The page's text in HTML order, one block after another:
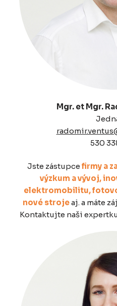
Mgr. et Mgr.
530
Jste zástupce firmy a
výzkum a vývoj,
elektromobilitu,
nové strojeaj. a máte
Kontaktujte naši